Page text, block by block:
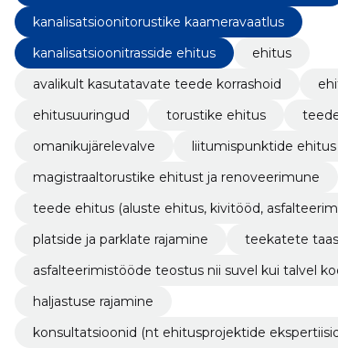
kanalisatsioonitorustike kaameravaatlus
kanalisatsioonitrasside ehitus
ehitus
avalikult kasutatavate teede korrashoid
ehitusuuringud
torustike ehitus
omanikujärelevalve
liitumispunktide ehitus
magistraaltorustike ehitust ja renoveerimune
teede ehitus (aluste ehitus, kivitööd,
platside ja parklate rajamine
teekatete
asfalteerimistööde teostus nii suvel kui talvel
haljastuse rajamine
konsultatsioonid (nt ehitusprojektide